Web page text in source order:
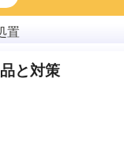
置
と対策